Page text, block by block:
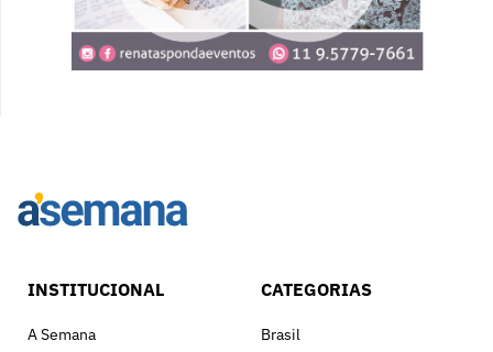
INSTITUCIONAL
A Semana
CATEGORIAS
Brasil